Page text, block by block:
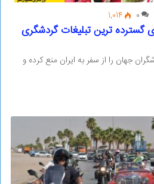
0
1,014
گسترده ترین تبلیغات گردشگری
جهان را از سفر به ایران منع کرده و